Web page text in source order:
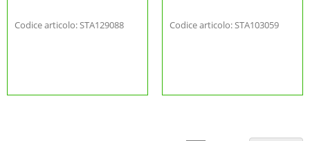
Codice articolo: STA129088 Codice articolo: STA103059